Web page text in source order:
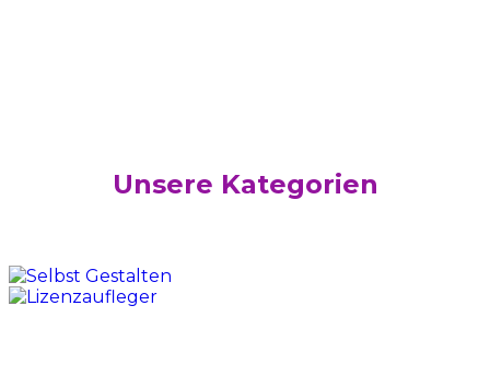
Unsere Kategorien